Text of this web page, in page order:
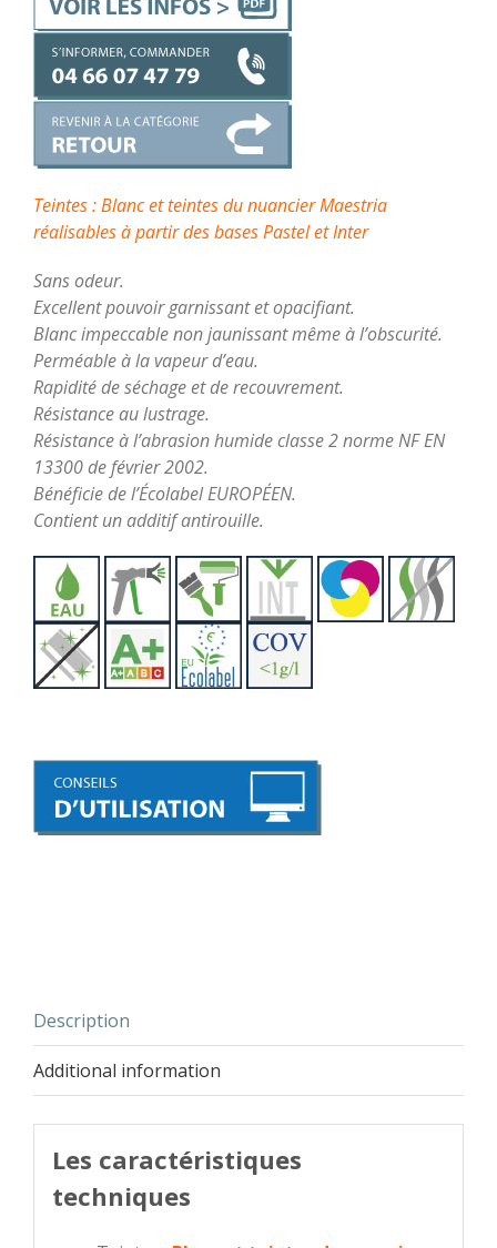
Teintes : Blanc et teintes du nuancier Maestria
réalisables à partir des bases Pastel et Inter
Sans odeur.
Excellent pouvoir garnissant et opacifiant.
Blanc impeccable non jaunissant même à l’obscurité.
Perméable à la vapeur d’eau.
Rapidité de séchage et de recouvrement.
Résistance au lustrage.
Résistance à l’abrasion humide classe 2 norme NF EN
13300 de février 2002.
Bénéficie de l’Écolabel EUROPÉEN.
Contient un additif antirouille.
Description
Additional information
Les caractéristiques
techniques